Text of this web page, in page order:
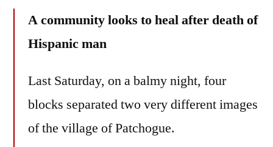
A community looks to heal after death of
Hispanic man
Last Saturday, on a balmy night, four
blocks separated two very different images
of the village of Patchogue.